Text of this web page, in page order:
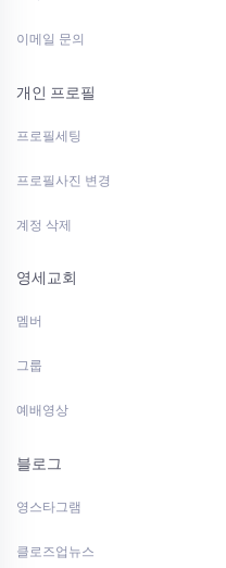
이메일 문의
개인 프로필
프로필세팅
프로필사진 변경
계정 삭제
영세교회
멤버
그룹
예배영상
블로그
영스타그램
클로즈업뉴스